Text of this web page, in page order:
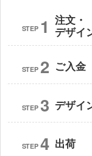
STEP 1 注文・
デザイ
STEP 2 ご入金
STEP 3 デザイ
STEP 4 出荷